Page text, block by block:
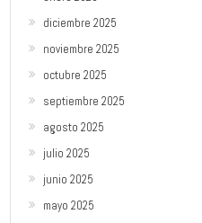
diciembre 2025
noviembre 2025
octubre 2025
septiembre 2025
agosto 2025
julio 2025
junio 2025
mayo 2025